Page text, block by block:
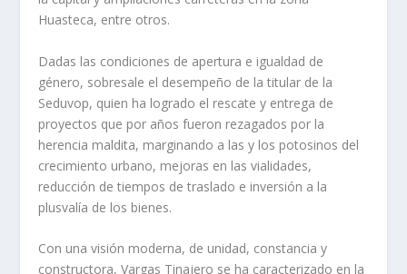
Huasteca, entre otros.
Dadas las condiciones de apertura e igualdad de
género, sobresale el desempeño de la titular de la
Seduvop, quien ha logrado el rescate y entrega de
proyectos que por años fueron rezagados por la
herencia maldita, marginando a las y los potosinos del
crecimiento urbano, mejoras en las vialidades,
reducción de tiempos de traslado e inversión a la
plusvalía de los bienes.
Con una visión moderna, de unidad, constancia y
constructora, Vargas Tinajero se ha caracterizado en la